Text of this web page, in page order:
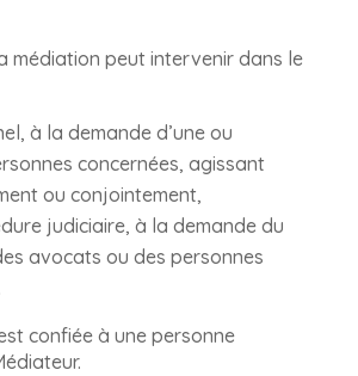
médiation peut intervenir dans le
à la demande d’une ou
concernées, agissant
ou conjointement,
judiciaire, à la demande du
avocats ou des personnes
confiée à une personne